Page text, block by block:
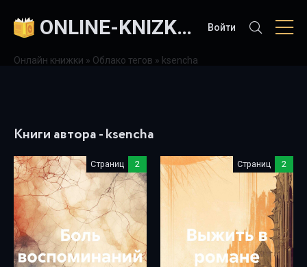
ONLINE-KNIZKI.COM Войти
Онлайн книжки » Облако тегов » ksencha
Книги автора - ksencha
Страниц 2 Страниц 2